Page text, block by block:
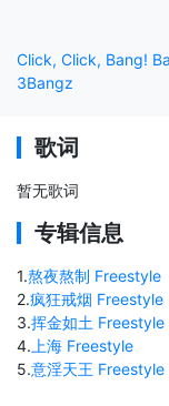
Click, Click, Bang!
3Bangz
歌词
暂无歌词
专辑信息
1.熬夜熬制 Freestyle
2.疯狂戒烟 Freestyle
3.挥金如土 Freestyle
4. 上海 Freestyle
5.意淫天王 Freestyle